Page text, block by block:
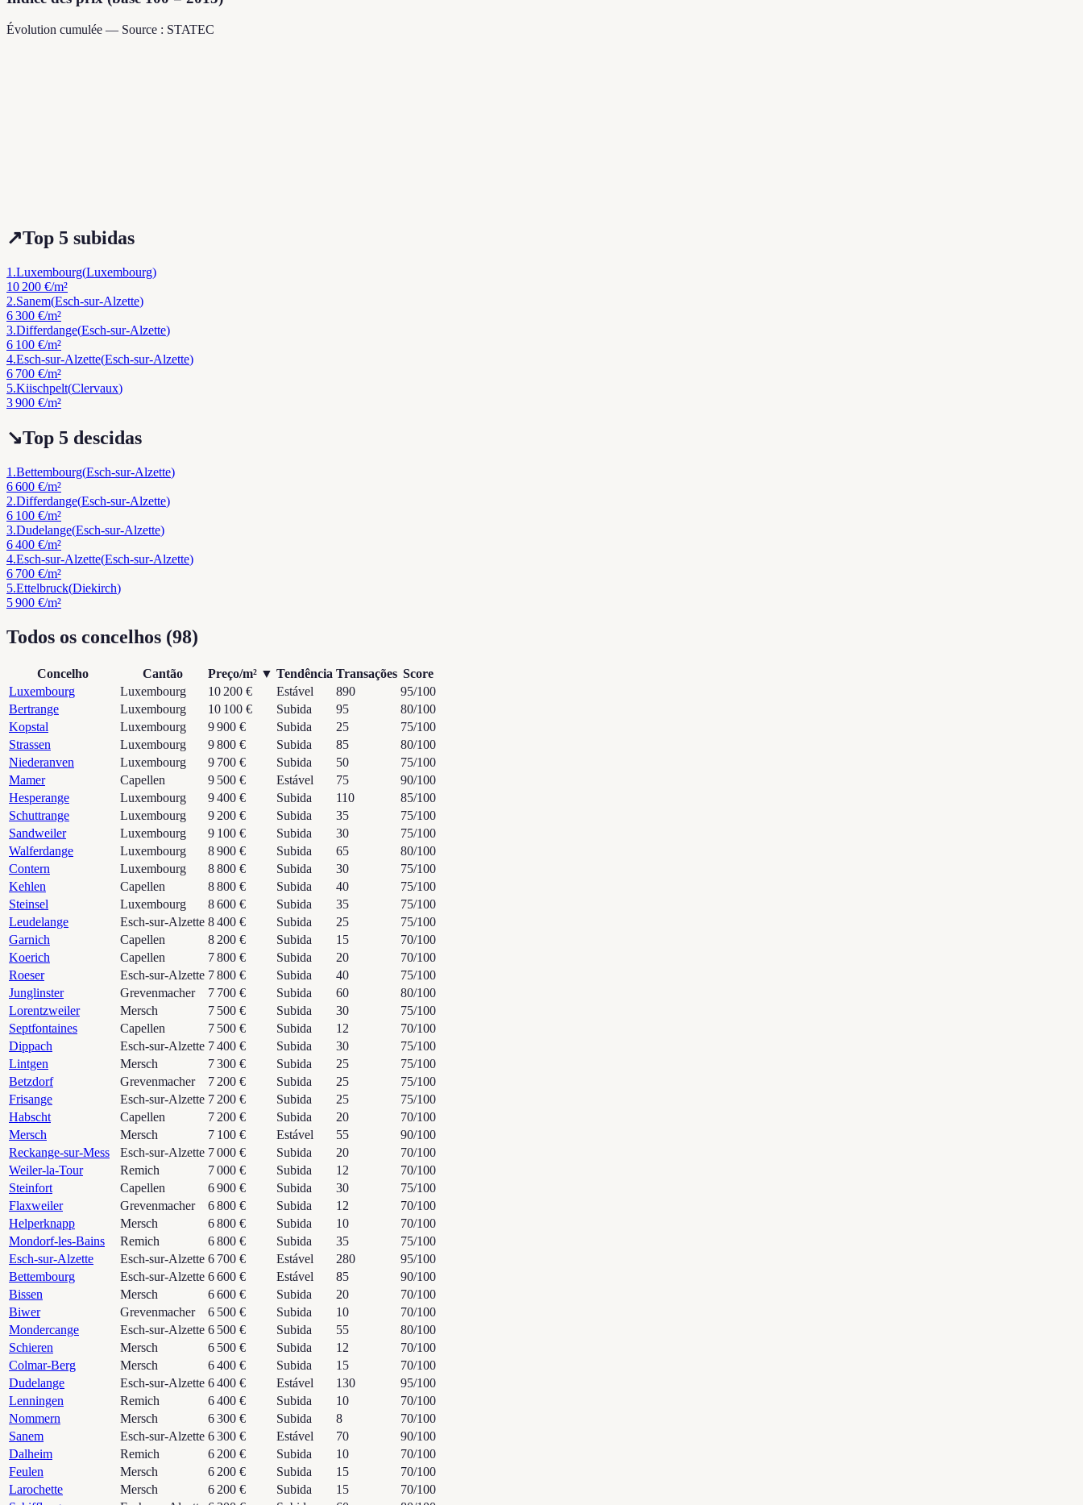
Évolution cumulée — Source : STATEC
↗Top 5 subidas
1 .Luxembourg(Luxembourg)
10 200 €/m²
2.Sanem(Esch-sur-Alzette)
6 300 €/m²
3.Differdange(Esch-sur-Alzette)
6 100 €/m²
4.Esch-sur-Alzette(Esch-sur-Alzette)
6 700 €/m²
5.Kiischpelt(Clervaux)
3 900 €/m²
↘Top 5 descidas
1 .Bettembourg(Esch-sur-Alzette)
6 600 €/m²
2.Differdange(Esch-sur-Alzette)
6 100 €/m²
3.Dudelange(Esch-sur-Alzette)
6 400 €/m²
4.Esch-sur-Alzette(Esch-sur-Alzette)
6 700 €/m²
5.Ettelbruck(Diekirch)
5 900 €/m²
Todos os concelhos (98)
Concelho Cantão Preço/m² ▼ Tendência Transações Score
Luxembourg
Luxembourg 10 200 € Estável 890 95/100
Bertrange
Luxembourg 10 100 € Subida 95 80/100
Kopstal
Luxembourg 9 900 € Subida 25 75/100
Strassen
Luxembourg 9 800 € Subida 85 80/100
Niederanven
Luxembourg 9 700 € Subida 50 75/100
Mamer
Capellen 9 500 € Estável 75 90/100
Hesperange
Luxembourg 9 400 € Subida 110 85/100
Schuttrange
Luxembourg 9 200 € Subida 35 75/100
Sandweiler
Luxembourg 9 100 € Subida 30 75/100
Walferdange
Luxembourg 8 900 € Subida 65 80/100
Contern
Luxembourg 8 800 € Subida 30 75/100
Kehlen
Capellen 8 800 € Subida 40 75/100
Steinsel
Luxembourg 8 600 € Subida 35 75/100
Leudelange
Esch-sur-Alzette 8 400 € Subida 25 75/100
Garnich
Capellen 8 200 € Subida 15 70/100
Koerich
Capellen 7 800 € Subida 20 70/100
Roeser
Esch-sur-Alzette 7 800 € Subida 40 75/100
Junglinster
Grevenmacher 7 700 € Subida 60 80/100
Lorentzweiler
Mersch 7 500 € Subida 30 75/100
Septfontaines
Capellen 7 500 € Subida 12 70/100
Dippach
Esch-sur-Alzette 7 400 € Subida 30 75/100
Lintgen
Mersch 7 300 € Subida 25 75/100
Betzdorf
Grevenmacher 7 200 € Subida 25 75/100
Frisange
Esch-sur-Alzette 7 200 € Subida 25 75/100
Habscht
Capellen 7 200 € Subida 20 70/100
Mersch
Mersch 7 100 € Estável 55 90/100
Reckange-sur-Mess
Esch-sur-Alzette 7 000 € Subida 20 70/100
Weiler-la-Tour
Remich 7 000 € Subida 12 70/100
Steinfort
Capellen 6 900 € Subida 30 75/100
Flaxweiler
Grevenmacher 6 800 € Subida 12 70/100
Helperknapp
Mersch 6 800 € Subida 10 70/100
Mondorf-les-Bains
Remich 6 800 € Subida 35 75/100
Esch-sur-Alzette
Esch-sur-Alzette 6 700 € Estável 280 95/100
Bettembourg
Esch-sur-Alzette 6 600 € Estável 85 90/100
Bissen
Mersch 6 600 € Subida 20 70/100
Biwer
Grevenmacher 6 500 € Subida 10 70/100
Mondercange
Esch-sur-Alzette 6 500 € Subida 55 80/100
Schieren
Mersch 6 500 € Subida 12 70/100
Colmar-Berg
Mersch 6 400 € Subida 15 70/100
Dudelange
Esch-sur-Alzette 6 400 € Estável 130 95/100
Lenningen
Remich 6 400 € Subida 10 70/100
Nommern
Mersch 6 300 € Subida 8 70/100
Sanem
Esch-sur-Alzette 6 300 € Estável 70 90/100
Dalheim
Remich 6 200 € Subida 10 70/100
Feulen
Mersch 6 200 € Subida 15 70/100
Larochette
Mersch 6 200 € Subida 15 70/100